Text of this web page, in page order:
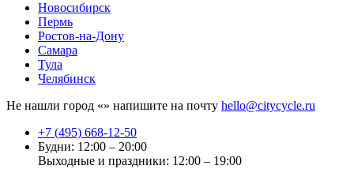
Новосибирск
Пермь
Ростов-на-Дону
Самара
Тула
Челябинск
Не нашли город «» напишите на почту hello@citycycle.ru
+7 (495) 668-12-50
Будни: 12:00 – 20:00
Выходные и праздники: 12:00 – 19:00